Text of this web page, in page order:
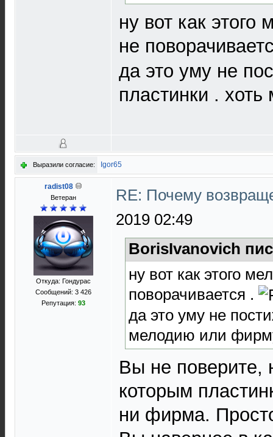
ну вот как
не
да это уму не
пластинки .
Выразили согласие: Igor65
radist08
Ветеран
Откуда: Гондурас
Сообщений: 3 426
Репутация: 93
RE: Почему
2019 02:49
BorisIvanovich
ну вот как этого
поворачивается .
да это уму не
мелодию или
Вы не поверите,
которым
ни фирма.